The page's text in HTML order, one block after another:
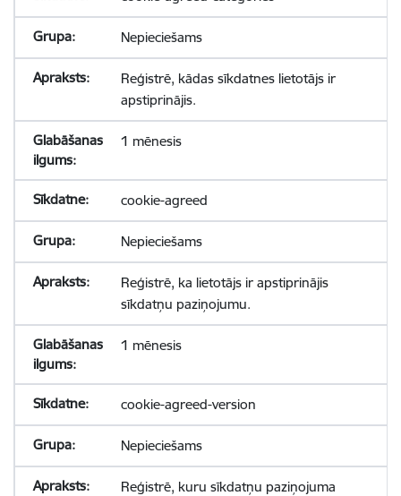
Nepieciešams
Reģistrē, kādas sīkdatnes lietotājs ir
apstiprinājis.
1 mēnesis
cookie-agreed
Nepieciešams
Reģistrē, ka lietotājs ir apstiprinājis
sīkdatņu paziņojumu.
1 mēnesis
cookie-agreed-version
Nepieciešams
Reģistrē, kuru sīkdatņu paziņojuma